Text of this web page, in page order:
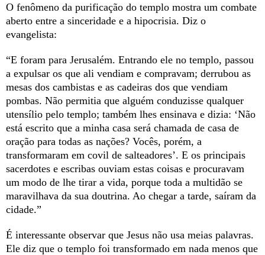
O fenômeno da purificação do templo mostra um combate
aberto entre a sinceridade e a hipocrisia. Diz o
evangelista:
“E foram para Jerusalém. Entrando ele no templo, passou
a expulsar os que ali vendiam e compravam; derrubou as
mesas dos cambistas e as cadeiras dos que vendiam
pombas. Não permitia que alguém conduzisse qualquer
utensílio pelo templo; também lhes ensinava e dizia: ‘Não
está escrito que a minha casa será chamada de casa de
oração para todas as nações? Vocês, porém, a
transformaram em covil de salteadores’. E os principais
sacerdotes e escribas ouviam estas coisas e procuravam
um modo de lhe tirar a vida, porque toda a multidão se
maravilhava da sua doutrina. Ao chegar a tarde, saíram da
cidade.”
É interessante observar que Jesus não usa meias palavras.
Ele diz que o templo foi transformado em nada menos que